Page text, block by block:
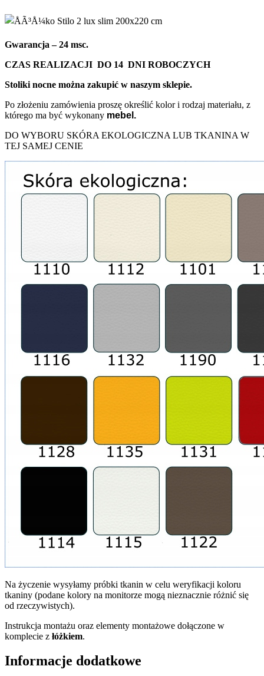
Gwarancja – 24 msc.
CZAS REALIZACJI DO 14 DNI ROBOCZYCH
Stoliki nocne można zakupić w naszym sklepie.
Po złożeniu zamówienia proszę określić kolor i rodzaj materiału, z
którego ma być wykonany mebel.
DO WYBORU SKÓRA EKOLOGICZNA LUB TKANINA W
TEJ SAMEJ CENIE
Na życzenie wysyłamy próbki tkanin w celu weryfikacji koloru
tkaniny (podane kolory na monitorze mogą nieznacznie różnić się
od rzeczywistych).
Instrukcja montażu oraz elementy montażowe dołączone w
komplecie z łóżkiem.
Informacje dodatkowe